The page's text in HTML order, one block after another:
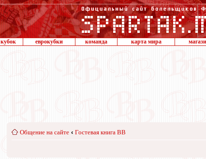
кубок еврокубки команда карта мира
Общение на сайте ‹ Гостевая книга ВВ